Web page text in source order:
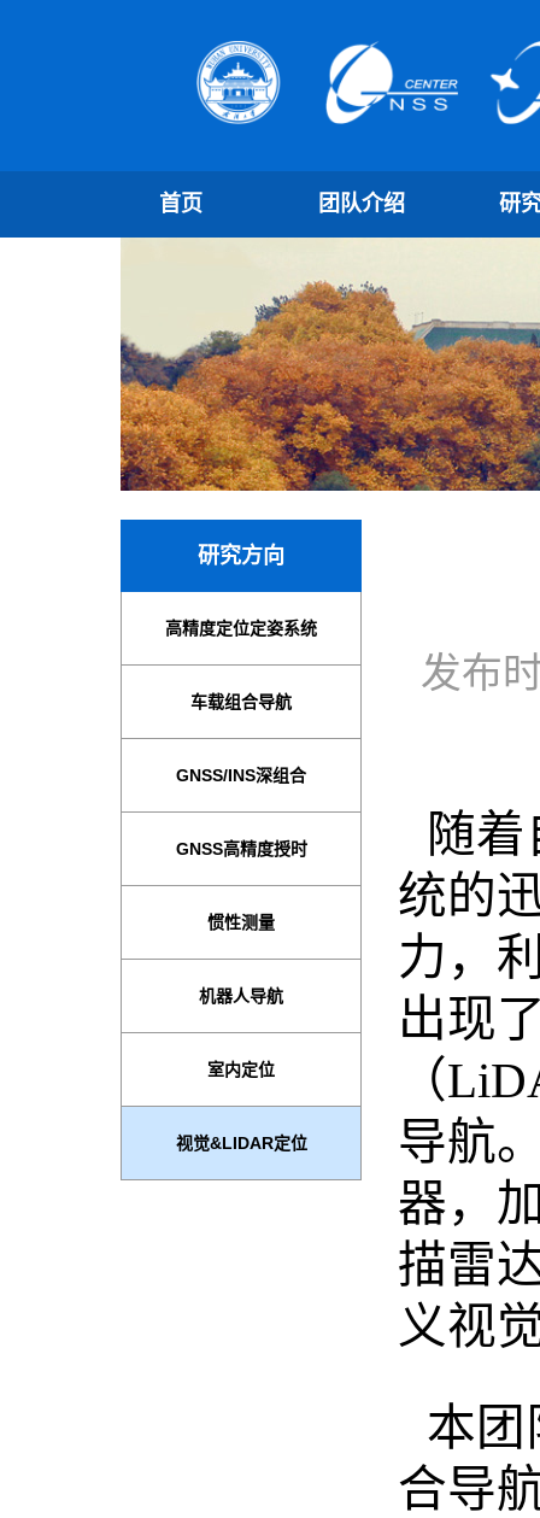
首页 团队介绍 研
发布
随
统的
力，
出现
（
导航
器，
描雷
义视
本团
合导